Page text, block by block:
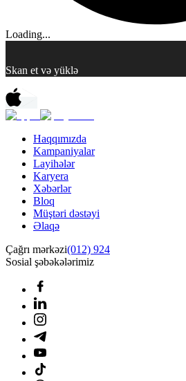
Loading...
Skan et və yüklə
Haqqımızda
Kampaniyalar
Layihələr
Karyera
Xəbərlər
Bloq
Müştəri dəstəyi
Əlaqə
Çağrı mərkəzi(012) 924
Sosial şəbəkələrimiz